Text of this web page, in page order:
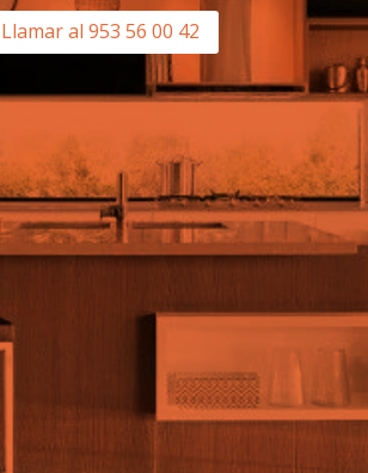
Llamar al 953 56 00 42